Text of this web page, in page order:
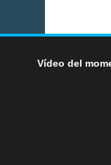
Vídeo del